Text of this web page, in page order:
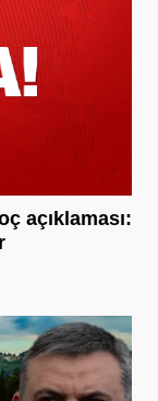
açıklaması: